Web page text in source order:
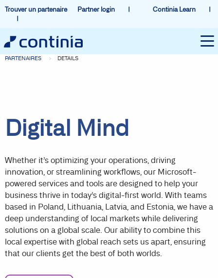
Trouver un partenaire Partner login Continia Learn
PARTENAIRES DETAILS
Digital Mind
Whether it’s optimizing your operations, driving
innovation, or streamlining workflows, our Microsoft-
powered services and tools are designed to help your
business thrive in today’s digital-first world. With teams
based in Poland, Lithuania, Latvia, and Estonia, we have a
deep understanding of local markets while delivering
solutions on a global scale. Our ability to combine this
local expertise with global reach sets us apart, ensuring
that our clients get the best of both worlds.